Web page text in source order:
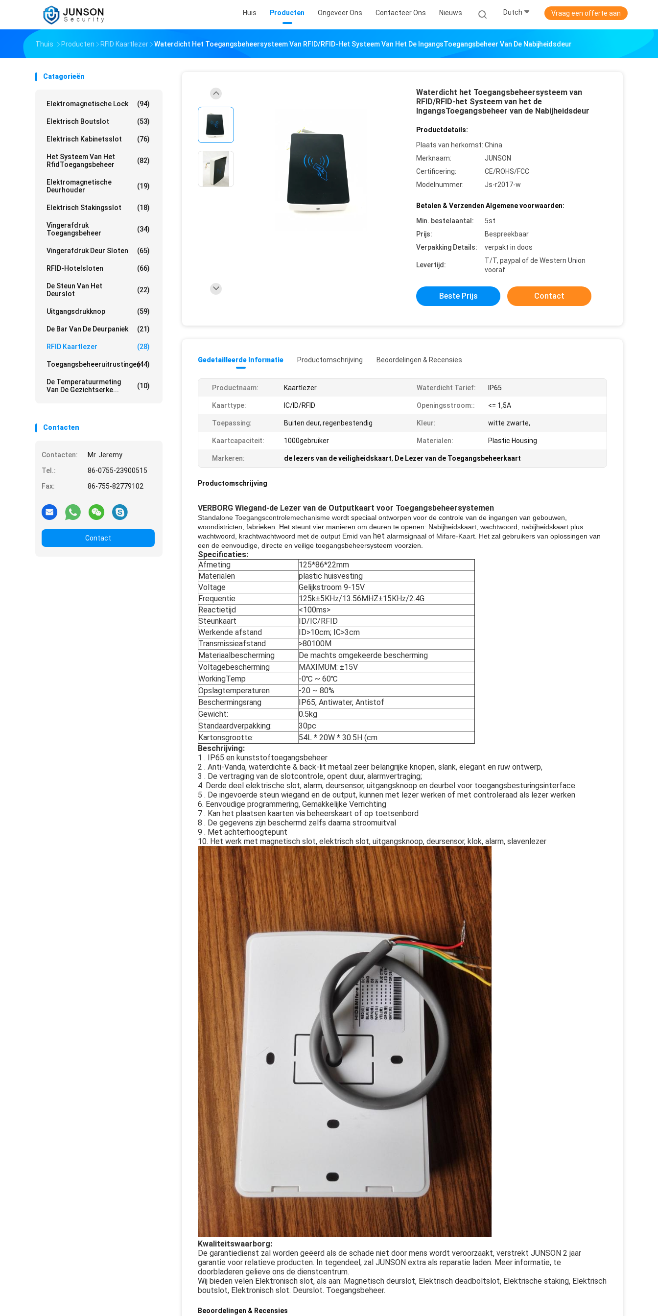
Huis Producten Ongeveer Ons Contacteer Ons Nieuws Dutch Vraag een offerte aan
Thuis Producten RFID Kaartlezer Waterdicht Het Toegangsbeheersysteem Van RFID/RFID-Het Systeem Van Het De IngangsToegangsbeheer Van De Nabijheidsdeur
Catagorieën
Elektromagnetische Lock (94)
Elektrisch Boutslot (53)
Elektrisch Kabinetsslot (76)
Het Systeem Van Het
RfidToegangsbeheer
(82)
Elektromagnetische
Deurhouder
(19)
Elektrisch Stakingsslot (18)
Vingerafdruk
Toegangsbeheer
(34)
Vingerafdruk Deur Sloten (65)
RFID-Hotelsloten (66)
De Steun Van Het
Deurslot
(22)
Uitgangsdrukknop (59)
De Bar Van De Deurpaniek (21)
RFID Kaartlezer (28)
Toegangsbeheeruitrustingen(44)
De Temperatuurmeting
Van De Gezichtserke...
(10)
Contacten
Contacten:
Mr. Jeremy
Tel.:
86-0755-23900515
Fax:
86-755-82779102
Contact
Waterdicht het Toegangsbeheersysteem van
RFID/RFID-het Systeem van het de
IngangsToegangsbeheer van de Nabijheidsdeur
Productdetails:
Plaats van herkomst: China
Merknaam:
JUNSON
Certificering:
CE/ROHS/FCC
Modelnummer:
Js-r2017-w
Betalen & Verzenden Algemene voorwaarden:
Min. bestelaantal:
5st
Prijs:
Bespreekbaar
Verpakking Details:
verpakt in doos
Levertijd:
T/T, paypal of de Western Union
vooraf
Beste Prijs Contact
Gedetailleerde Informatie Productomschrijving Beoordelingen & Recensies
Productnaam: Kaartlezer Waterdicht Tarief: IP65
Kaarttype: IC/ID/RFID Openingsstroom:: <= 1,5A
Toepassing: Buiten deur, regenbestendig Kleur: witte zwarte,
Kaartcapaciteit: 1000gebruiker Materialen: Plastic Housing
Markeren: de lezers van de veiligheidskaart, De Lezer van de Toegangsbeheerkaart
Productomschrijving
VERBORG Wiegand-de Lezer van de Outputkaart voor Toegangsbeheersystemen
Standalone Toegangscontrolemechanisme wordt speciaal ontworpen voor de controle van de ingangen van gebouwen,
woondistricten, fabrieken. Het steunt vier manieren om deuren te openen: Nabijheidskaart, wachtwoord, nabijheidskaart plus
wachtwoord, krachtwachtwoord met de output Emid van het alarmsignaal of Mifare-Kaart . Het zal gebruikers van oplossingen van
een de eenvoudige, directe en veilige toegangsbeheersysteem voorzien.
Specificaties:
Afmeting
125*86*22mm
Materialen
plastic huisvesting
Voltage
Gelijkstroom 9-15V
Frequentie
125k±5KHz/13.56MHZ±15KHz/2.4G
Reactietijd
<100ms>
Steunkaart
ID/IC/RFID
Werkende afstand
ID>10cm; IC>3cm
Transmissieafstand
>80100M
Materiaalbescherming
De machts omgekeerde bescherming
Voltagebescherming
MAXIMUM: ±15V
WorkingTemp
-0℃ ~ 60℃
Opslagtemperaturen
-20 ~ 80%
Beschermingsrang
IP65, Antiwater, Antistof
Gewicht:
0.5kg
Standaardverpakking:
30pc
Kartonsgrootte:
54L * 20W * 30.5H (cm
Beschrijving:
1 . IP65 en kunststoftoegangsbeheer
2 . Anti-Vanda, waterdichte & back-lit metaal zeer belangrijke knopen, slank, elegant en ruw ontwerp,
3 . De vertraging van de slotcontrole, opent duur, alarmvertraging;
4. Derde deel elektrische slot, alarm, deursensor, uitgangsknoop en deurbel voor toegangsbesturingsinterface.
5 . De ingevoerde steun wiegand en de output, kunnen met lezer werken of met controleraad als lezer werken
6. Eenvoudige programmering, Gemakkelijke Verrichting
7 . Kan het plaatsen kaarten via beheerskaart of op toetsenbord
8 . De gegevens zijn beschermd zelfs daarna stroomuitval
9 . Met achterhoogtepunt
10. Het werk met magnetisch slot, elektrisch slot, uitgangsknoop, deursensor, klok, alarm, slavenlezer
Kwaliteitswaarborg:
De garantiedienst zal worden geëerd als de schade niet door mens wordt veroorzaakt, verstrekt JUNSON 2 jaar
garantie voor relatieve producten. In tegendeel, zal JUNSON extra als reparatie laden. Meer informatie, te
doorbladeren gelieve ons de dienstcentrum.
Wij bieden velen Elektronisch slot, als aan: Magnetisch deurslot, Elektrisch deadboltslot, Elektrische staking, Elektrisch
boutslot, Elektronisch slot. Deurslot. Toegangsbeheer.
Beoordelingen & Recensies